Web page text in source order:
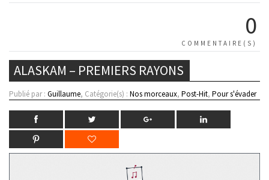
0
COMMENTAIRE(S)
ALASKAM – PREMIERS RAYONS
Publié par : Guillaume, Catégorie(s) : Nos morceaux, Post-Hit, Pour s'évader